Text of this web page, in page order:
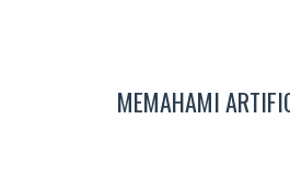
MEMAHAMI